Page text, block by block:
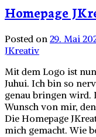
Homepage
Posted on 29. Mai
JKreativ
Mit dem Logo ist
Juhui. Ich bin so
genau bringen wird.
Wunsch von mir,
Die Homepage
mich gemacht. Wie